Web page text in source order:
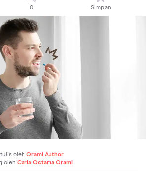
0 Simpan
oleh Orami Author
oleh Carla Octama Orami